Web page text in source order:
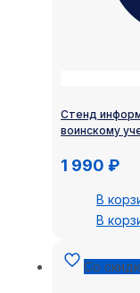
Стенд
воинскому
1 990 ₽
В
В
Со